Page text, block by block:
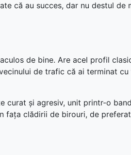
că au succes, dar nu destul de
de bine. Are acel profil
de trafic că ai terminat
curat și agresiv, unit printr-o
fața clădirii de birouri, de